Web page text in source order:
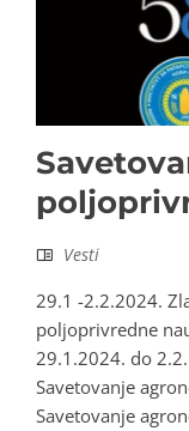
Vesti
29.1 -2.2.2024.
poljoprivredne
29.1.2024. do
Savetovanje
Savetovanje